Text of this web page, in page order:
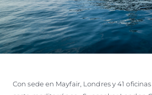
Con sede en Mayfair, Londres y 41